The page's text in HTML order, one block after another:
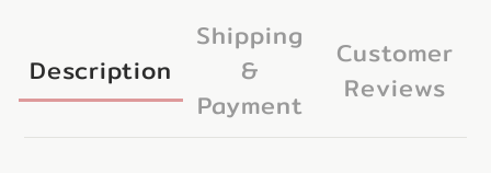
Description
Shipping
&
Payment
Customer
Reviews